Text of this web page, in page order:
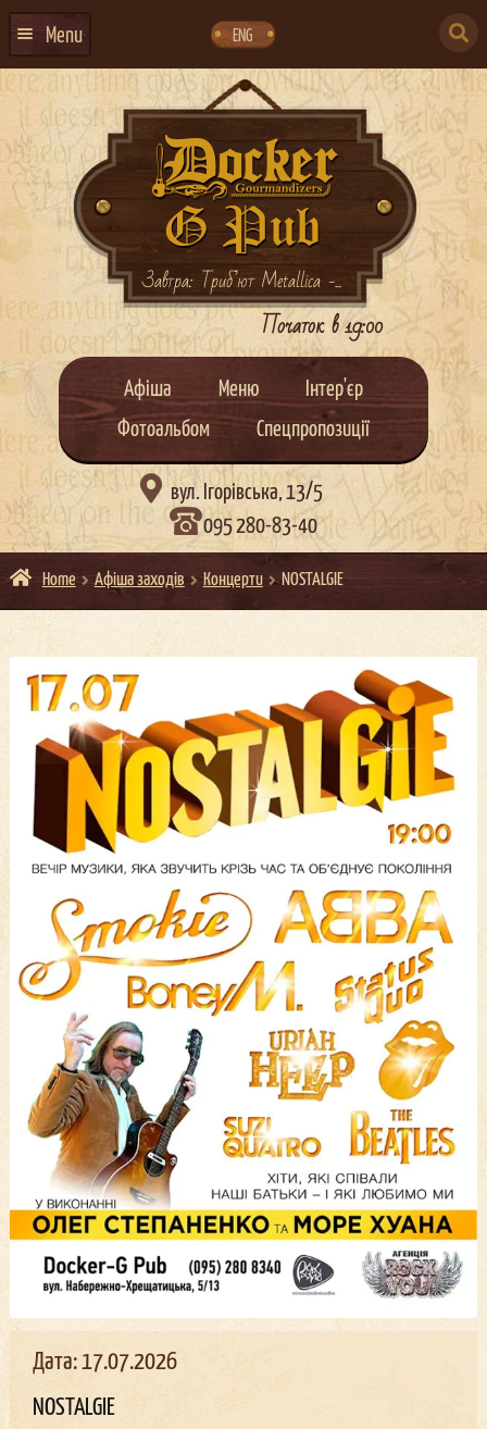
navigation
content
ENG
Menu
ГОЛОВНА
АФІША ЗАХОДІВ
КОНТАКТИ
ПРО НАС
ІВЕНТ-АГЕНЦІЯ ДОКЕР
КЕЙТЕРИНГ
НОВИНИ
DOCKER ДРЕСС-КОД
Завтра: Триб’ют Metallica -...
Початок в 19:00
Афіша Меню
Інтер'єр
Фотоальбом
Спецпропозиції
 вул. Ігорівська, 13/5
095 280-83-40
Home Афіша заходів Концерти NOSTALGIE
Дата: 17.07.2026
NOSTALGIE